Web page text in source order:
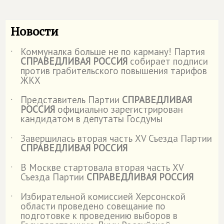
Новости
˙ Коммуналка больше не по карману! Партия
СПРАВЕДЛИВАЯ РОССИЯ собирает подписи
против грабительского повышения тарифов
ЖКХ
˙
Представитель Партии СПРАВЕДЛИВАЯ
РОССИЯ официально зарегистрирован
кандидатом в депутаты Госдумы
˙
Завершилась вторая часть XV Съезда Партии
СПРАВЕДЛИВАЯ РОССИЯ
˙
В Москве стартовала вторая часть XV
Съезда Партии СПРАВЕДЛИВАЯ РОССИЯ
˙
Избирательной комиссией Херсонской
области проведено совещание по
подготовке к проведению выборов в